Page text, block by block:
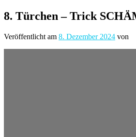
8. Türchen – Trick
Veröffentlicht am 8. Dezember 2024 von